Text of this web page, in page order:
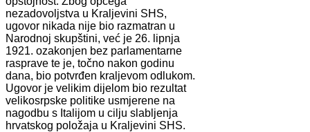
nezadovoljstva u Kraljevini SHS,
ugovor nikada nije bio razmatran u
Narodnoj skupštini, već je 26. lipnja
1921. ozakonjen bez parlamentarne
rasprave te je, točno nakon godinu
dana, bio potvrđen kraljevom odlukom.
Ugovor je velikim dijelom bio rezultat
velikosrpske politike usmjerene na
nagodbu s Italijom u cilju slabljenja
hrvatskog položaja u Kraljevini SHS.